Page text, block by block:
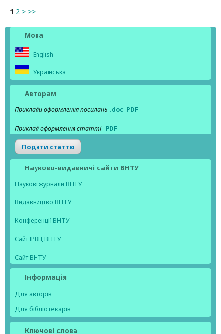
1 2 > >>
Мова
English
Українська
Авторам
Приклади оформлення посилань .doc PDF
Приклад оформлення статті PDF
Подати статтю
Науково-видавничі сайти ВНТУ
Наукові журнали ВНТУ
Видавництво ВНТУ
Конференції ВНТУ
Сайт ІРВЦ ВНТУ
Сайт ВНТУ
Інформація
Для авторів
Для бібліотекарів
Ключові слова